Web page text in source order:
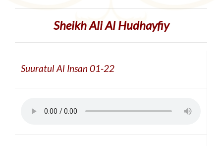
Sheikh Ali Al Hudhayfiy
Suuratul Al Insan 01-22